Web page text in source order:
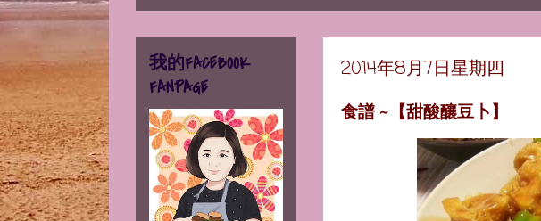
2014年8月7日星期四
食譜 ~【甜酸釀豆卜】
我的FACEBOOK
FANPAGE